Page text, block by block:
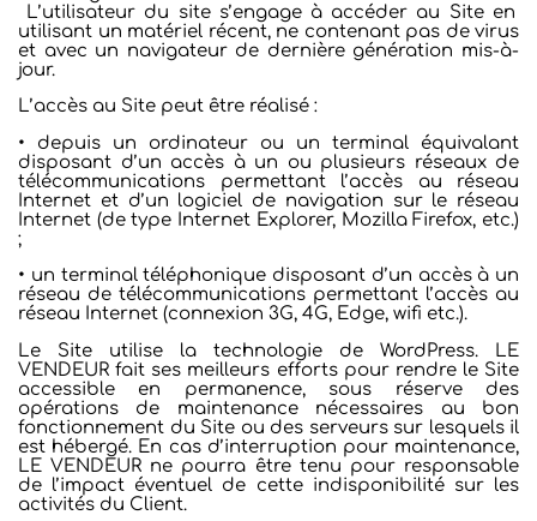
L’utilisateur du site s’engage à accéder au Site en
utilisant un matériel récent, ne contenant pas de virus
et avec un navigateur de dernière génération mis-à-
jour.
L’accès au Site peut être réalisé :
• depuis un ordinateur ou un terminal équivalant
disposant d’un accès à un ou plusieurs réseaux de
télécommunications permettant l’accès au réseau
Internet et d’un logiciel de navigation sur le réseau
Internet (de type Internet Explorer, Mozilla Firefox, etc.)
;
• un terminal téléphonique disposant d’un accès à un
réseau de télécommunications permettant l’accès au
réseau Internet (connexion 3G, 4G, Edge, wifi etc.).
Le Site utilise la technologie de WordPress. LE
VENDEUR fait ses meilleurs efforts pour rendre le Site
accessible en permanence, sous réserve des
opérations de maintenance nécessaires au bon
fonctionnement du Site ou des serveurs sur lesquels il
est hébergé. En cas d’interruption pour maintenance,
LE VENDEUR ne pourra être tenu pour responsable
de l’impact éventuel de cette indisponibilité sur les
activités du Client.